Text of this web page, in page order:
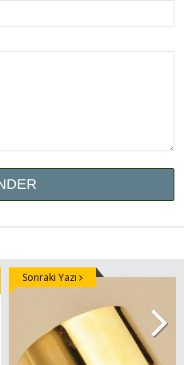
Sonraki Yazı